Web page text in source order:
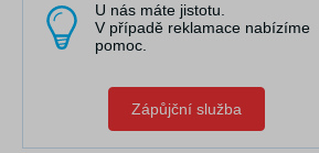
U nás máte jistotu.
V případě reklamace nabízíme
pomoc.
Zápůjční služba